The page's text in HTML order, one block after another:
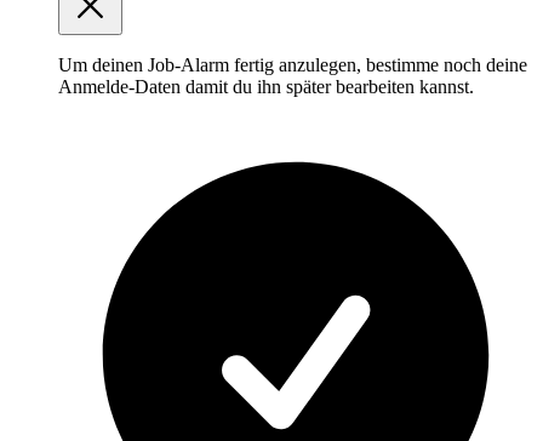
Um deinen Job-Alarm fertig anzulegen, bestimme noch deine
Anmelde-Daten damit du ihn später bearbeiten kannst.